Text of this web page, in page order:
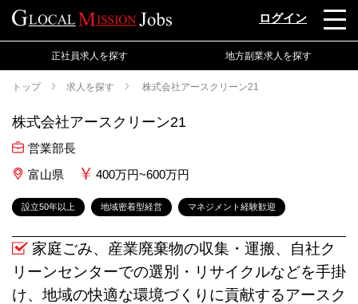
ログイン
正社員求人を探す 地方副業求人を探す
トップ 求人を探す 株式会社アースクリーン21
株式会社アースクリーン21
営業部長
富山県
400万円~600万円
設立50年以上 地域密着型経営 マネジメント経験歓迎
家庭ごみ、産業廃棄物の収集・運搬、自社ク
リーンセンターでの選別・リサイクルなどを手掛
け、地域の快適な環境づくりに貢献するアースク